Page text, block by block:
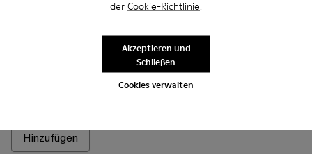
der Cookie-Richtlinie.
Cookies verwalten
Akzeptieren und
Schließen
Quetal - A700021-002 - Brauner Stiefel aus Nubukleder
Quetal - A700021-008 - Red
Quetal - A700021-007 - Multicolor
Quetal - A700021-004 - Weißer
Quetal - A700021-003 -
Hinzufügen